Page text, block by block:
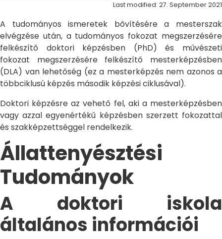
Last modified: 27. September 2021
A tudományos ismeretek bővítésére a mesterszak
elvégzése után, a tudományos fokozat megszerzésére
felkészítő doktori képzésben (PhD) és művészeti
fokozat megszerzésére felkészítő mesterképzésben
(DLA) van lehetőség (ez a mesterképzés nem azonos a
többciklusú képzés második képzési ciklusával).
Doktori képzésre az vehető fel, aki a mesterképzésben
vagy azzal egyenértékű képzésben szerzett fokozattal
és szakképzettséggel rendelkezik.
Állattenyésztési
Tudományok
A doktori iskola
általános információi